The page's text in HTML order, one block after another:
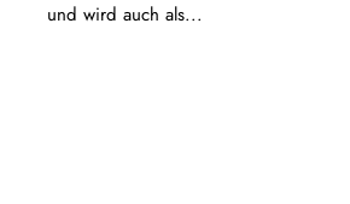
und wird auch als...